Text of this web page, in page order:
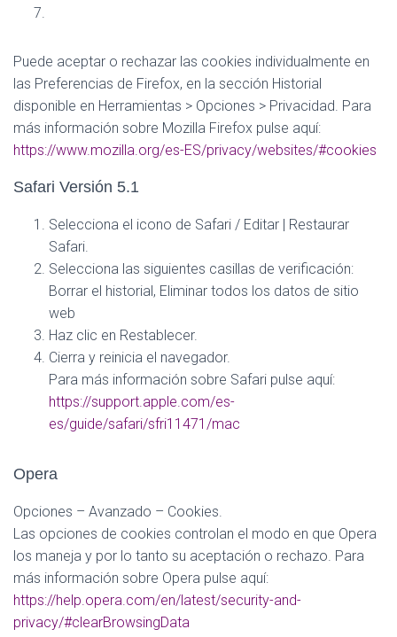
Puede aceptar o rechazar las cookies individualmente en
las Preferencias de Firefox, en la sección Historial
disponible en Herramientas > Opciones > Privacidad. Para
más información sobre Mozilla Firefox pulse aquí:
https://www.mozilla.org/es-ES/privacy/websites/#cookies
Safari Versión 5.1
Selecciona el icono de Safari / Editar | Restaurar
Safari.
Selecciona las siguientes casillas de verificación:
Borrar el historial, Eliminar todos los datos de sitio
web
Haz clic en Restablecer.
Cierra y reinicia el navegador.
Para más información sobre Safari pulse aquí:
https://support.apple.com/es-
es/guide/safari/sfri11471/mac
Opera
Opciones – Avanzado – Cookies.
Las opciones de cookies controlan el modo en que Opera
los maneja y por lo tanto su aceptación o rechazo. Para
más información sobre Opera pulse aquí:
https://help.opera.com/en/latest/security-and-
privacy/#clearBrowsingData